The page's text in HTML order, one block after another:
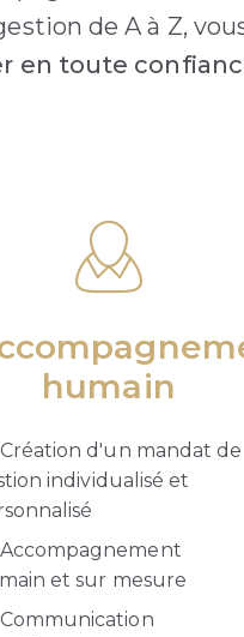
de A à Z,
en toute
humain
Création d'un mandat de
individualisé et
Accompagnement
et sur mesure
Communication